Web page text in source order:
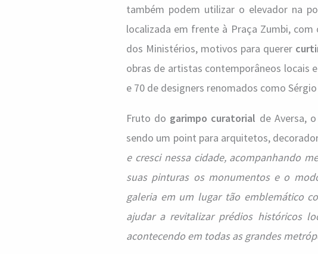
também podem utilizar o elevador na
localizada em frente à Praça Zumbi,
dos Ministérios, motivos para querer
obras de artistas contemporâneos locais
e 70 de designers renomados como
Fruto do garimpo curatorial de Aversa,
sendo um point para arquitetos,
e cresci nessa cidade, acompanhando
suas pinturas os monumentos e o
galeria em um lugar tão emblemático
ajudar a revitalizar prédios históricos
acontecendo em todas as grandes